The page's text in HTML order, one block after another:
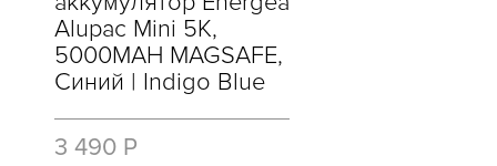
Alupac Mini 5K,
5000MAH MAGSAFE,
Синий | Indigo Blue
3 490 Р